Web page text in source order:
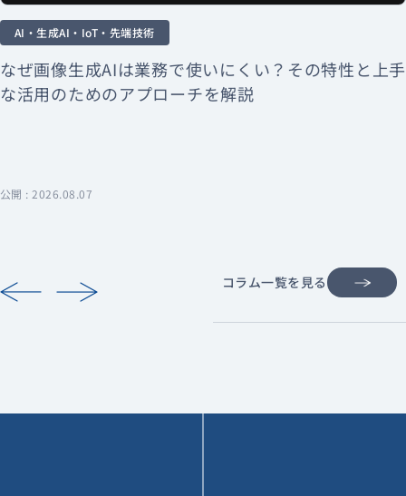
AI・生成AI・IoT・先端技術
なぜ画像生成AIは業務で使いにくい？その特性と上手
な活用のためのアプローチを解説
公開 : 2026.08.07
コラム一覧を見る